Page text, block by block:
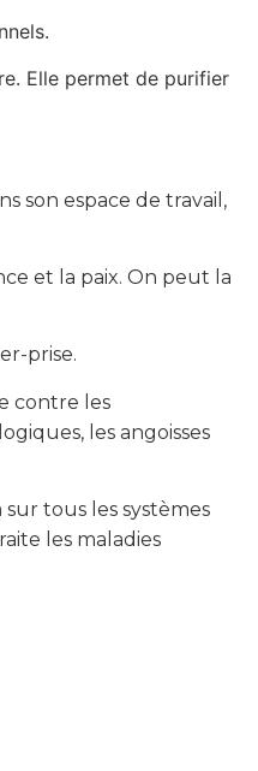
Elle permet de purifier
son espace de travail,
et la paix. On peut la
prise.
contre les
les angoisses
tous les systèmes
les maladies